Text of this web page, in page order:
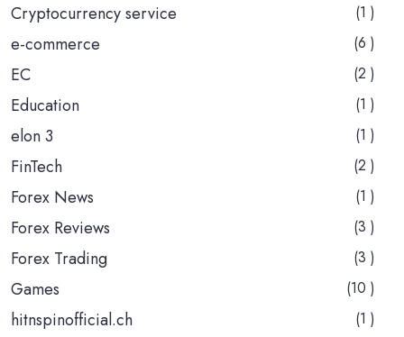
Cryptocurrency service (1 )
e-commerce (6 )
EC (2 )
Education (1 )
elon 3 (1 )
FinTech (2 )
Forex News (1 )
Forex Reviews (3 )
Forex Trading (3 )
Games (10 )
hitnspinofficial.ch (1 )